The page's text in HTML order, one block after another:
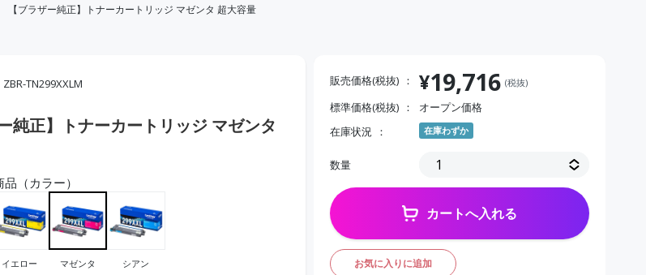
【ブラザー純正】トナーカートリッジ マゼンタ 超大容量
ZBR-TN299XXLM
ー純正】トナーカートリッジ マゼンタ
（カラー）
イエロー マゼンタ シアン
販売価格(税抜) ¥19,716 (税抜)
標準価格(税抜)
オープン価格
在庫状況
在庫わずか
数量
カートへ入れる
お気に入りに追加